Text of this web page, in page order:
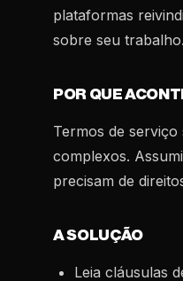
plataformas
sobre seu trabalho.
POR QUE
Termos de serviço
complexos.
precisam de
A SOLUÇÃO
Leia cláusulas